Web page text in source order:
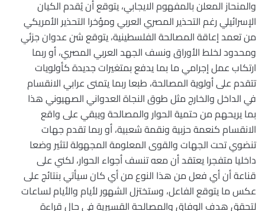
والمنحاز المعلن بالمفهوم الايجابي، يتوقع أن يُقدم الكيان
الإسرائيلي رغم التحذير المصري العربي ومؤخرا التحذير الأمريكي
من تعمد إعاقة المصالحة الفلسطينية، يتوقع شن عدوان جزئي
ومحدود لخلط الأوراق ونسف الجهد العربي المصري، أو ربما
ارتكاب عمل إجرامي ما بما يدفع بمتغيرات جديدة كأولويات
تتقدم على أولوية المصالحة، طبعا ربما يتمنى عرابي الانقسام
في الداخل والخارج مثل طوق النجاة العدواني الصهيوني هذا
بما يريحهم من حتمية الحوار والمصالحة ويبقي على واقع
الانقسام كنعمة حزبية ونقمة شعبية، أو ربما تقدم جهات
تنضوي تحت الجهات والقوى المعلومة المجهولة لتثير وضعا
داخليا متفجرا يعتقد أن معه تنسف أجواء الحوار، لكني على
قناعة أن أي فعل من هذا النوع من أي كان سيأتي بنتائج على
عكس ما يتوقع الفاعل، وستختزل الشهور لأيام والأيام لساعات
لتحقق هدف الوفاق والمصالحة القسيرية في حال قراءة